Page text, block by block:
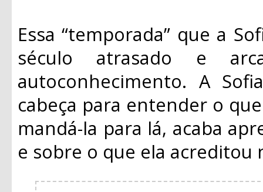
Essa “temporada” que a
século atrasado e
autoconhecimento. A
cabeça para entender o
mandá-la para lá, acaba
e sobre o que ela